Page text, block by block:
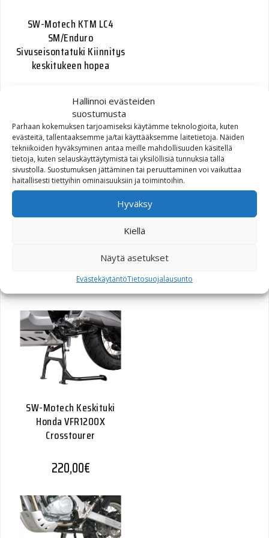
Hallinnoi evästeiden
suostumusta
Parhaan kokemuksen tarjoamiseksi käytämme teknologioita, kuten
evästeitä, tallentaaksemme ja/tai käyttääksemme laitetietoja. Näiden
tekniikoiden hyväksyminen antaa meille mahdollisuuden käsitellä
tietoja, kuten selauskäyttäytymistä tai yksilöllisiä tunnuksia tällä
sivustolla. Suostumuksen jättäminen tai peruuttaminen voi vaikuttaa
haitallisesti tiettyihin ominaisuuksiin ja toimintoihin.
Hyväksy
Kiellä
Näytä asetukset
EvästekäytäntöTietosuojalausunto
SW-Motech KTM LC4
SM/Enduro
Sivuseisontatuki Kiinnitys
keskitukeen hopea
140,00€
SW-Motech Keskituki
172,10€
SW-Motech Keskituki
Honda VFR1200X
Crosstourer
220,00€